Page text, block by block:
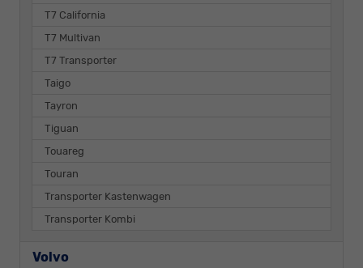
T7 California
T7 Multivan
T7 Transporter
Taigo
Tayron
Tiguan
Touareg
Touran
Transporter Kastenwagen
Transporter Kombi
Volvo